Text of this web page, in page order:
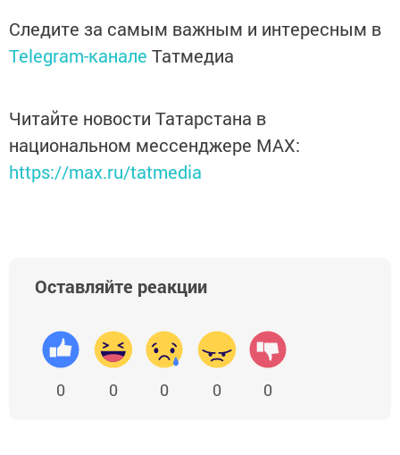
Следите за самым важным и интересным в
Telegram-канале Татмедиа
Читайте новости Татарстана в
национальном мессенджере MАХ:
https://max.ru/tatmedia
Оставляйте реакции
0 0 0 0 0